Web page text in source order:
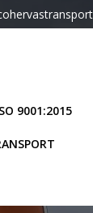
9001:2015